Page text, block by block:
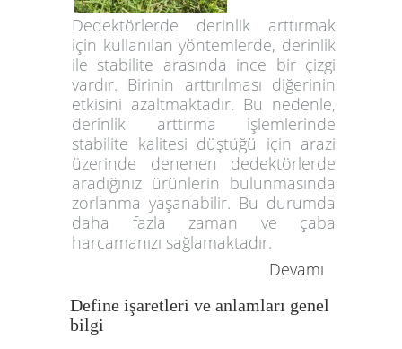
Dedektörlerde derinlik arttırmak
için kullanılan yöntemlerde, derinlik
ile stabilite arasında ince bir çizgi
vardır. Birinin arttırılması diğerinin
etkisini azaltmaktadır. Bu nedenle,
derinlik arttırma işlemlerinde
stabilite kalitesi düştüğü için arazi
üzerinde denenen dedektörlerde
aradığınız ürünlerin bulunmasında
zorlanma yaşanabilir. Bu durumda
daha fazla zaman ve çaba
harcamanızı sağlamaktadır.
Devamı
Define işaretleri ve anlamları genel
bilgi